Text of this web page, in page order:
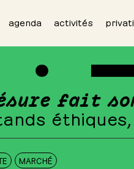
agenda activités
fait
MARCHÉ